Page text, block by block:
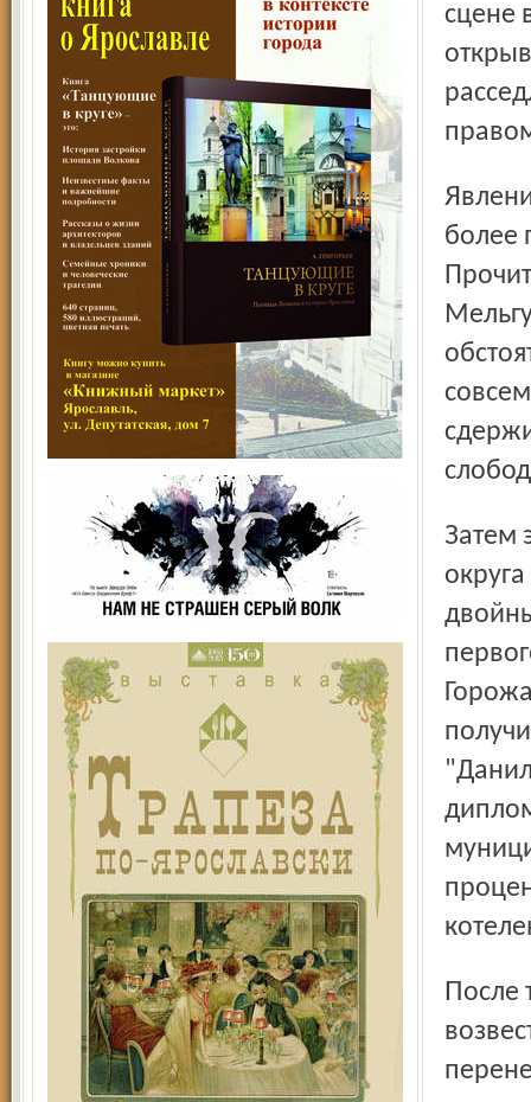
сцене
Явление Екатерины Великой и графа Орлова приоткрыло
более
Затем эстафету принял нынешний глава муниципального
После торжественной части выстрел из старинной пушки